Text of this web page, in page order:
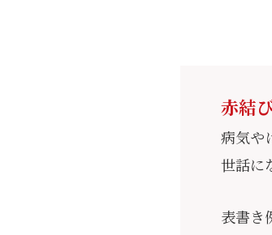
贈答・柏屋薄皮饅
3,780円
赤結
病気や
世話に
表書き